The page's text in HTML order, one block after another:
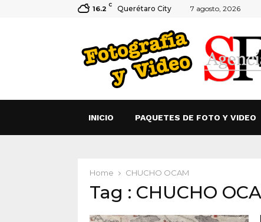
16.2 C Querétaro City 7 agosto, 2026
INICIO PAQUETES DE FOTO Y VIDEO
Home CHUCHO OCAM
Tag : CHUCHO